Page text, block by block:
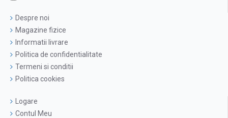
Despre noi
Magazine fizice
Informatii livrare
Politica de confidentialitate
Termeni si conditii
Politica cookies
Logare
Contul Meu